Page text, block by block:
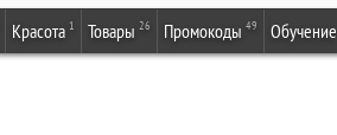
Красота 1 Товары 26 Промокоды 49 Обучение